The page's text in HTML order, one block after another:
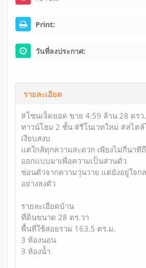
Print:
วันที่ลงประกาศ:
รายละเอียด
#โซนเจ็ดยอด ขาย 4.59 ล้าน 28 ตรว.
ทาวน์โฮม 2 ชั้น #รีโนเวทใหม่ #สไต
เงียบสงบ
แต่ใกล้ทุกความสะดวก เพียงไม่กี่นาที
ออกแบบมาเพื่อความเป็นส่วนตัว
ซ่อนตัวจากความวุ่นวาย แต่ยังอยู่ใจกล
อย่างลงตัว
รายละเอียดบ้าน
ที่ดินขนาด 28 ตร.วา
พื้นที่ใช้สอยรวม 163.5 ตร.ม.
3 ห้องนอน
3 ห้องน้ำ